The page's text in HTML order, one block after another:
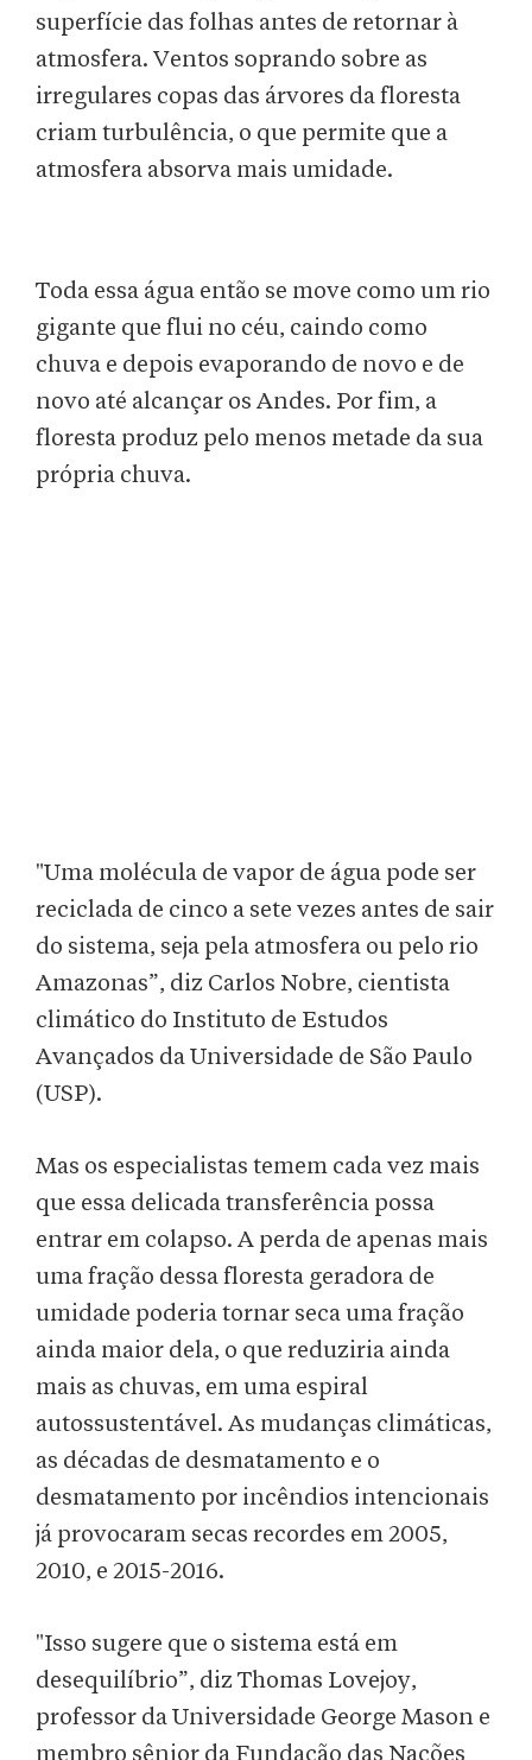
superfície das folhas antes de retornar à
atmosfera. Ventos soprando sobre as
irregulares copas das árvores da floresta
criam turbulência, o que permite que a
atmosfera absorva mais umidade.
Toda essa água então se move como um rio
gigante que flui no céu, caindo como
chuva e depois evaporando de novo e de
novo até alcançar os Andes. Por fim, a
floresta produz pelo menos metade da sua
própria chuva.
"Uma molécula de vapor de água pode ser
reciclada de cinco a sete vezes antes de sair
do sistema, seja pela atmosfera ou pelo rio
Amazonas”, diz Carlos Nobre, cientista
climático do Instituto de Estudos
Avançados da Universidade de São Paulo
(USP).
Mas os especialistas temem cada vez mais
que essa delicada transferência possa
entrar em colapso. A perda de apenas mais
uma fração dessa floresta geradora de
umidade poderia tornar seca uma fração
ainda maior dela, o que reduziria ainda
mais as chuvas, em uma espiral
autossustentável. As mudanças climáticas,
as décadas de desmatamento e o
desmatamento por incêndios intencionais
já provocaram secas recordes em 2005,
2010, e 2015-2016.
"Isso sugere que o sistema está em
desequilíbrio”, diz Thomas Lovejoy,
professor da Universidade George Mason e
membro sênior da Fundação das Nações